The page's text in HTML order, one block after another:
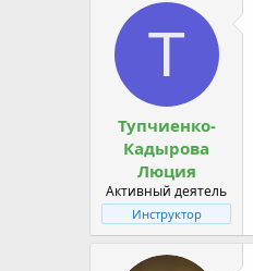
Т
Тупчиенко-
Кадырова
Люция
Активный деятель
Инструктор